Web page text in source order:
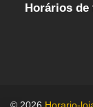
Horários de
© 2026 Horario-